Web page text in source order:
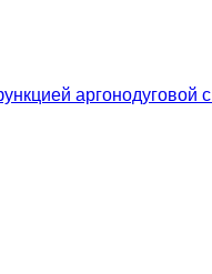
аргонодуговой